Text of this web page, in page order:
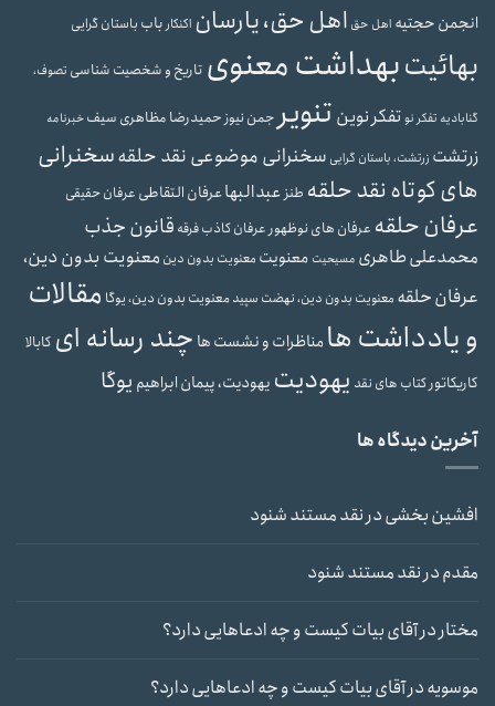
انجمن حجتیه اهل حق اهل حق، یارسان اکنکارباب باستان گرایی
بهائیتبهداشت معنوی تاریخ و شخصیت شناسی تصوف،
گنابادیه تفکر نوتفکر نوین تنویر جمن نیوز حمیدرضا مظاهری سیفخبرنامه
زرتشت زرتشت، باستان گرایی سخنرانی موضوعی نقد حلقهسخنرانی
های کوتاه نقد حلقه طنز عبدالبهاعرفان التقاطی عرفان حقیقی
عرفان حلقه عرفان های نوظهور عرفان کاذبفرقه قانون جذب
محمدعلی طاهری مسیحیت معنویت معنویت بدون دین معنویت بدون دین،
عرفان حلقه معنویت بدون دین، نهضت سپیدمعنویت بدون دین، یوگا مقالات
و یادداشت هامناظرات و نشست ها چند رسانه ای کابالا
کاریکاتور کتاب های نقد یهودیت یهودیت، پیمان ابراهیم یوگا
آخرین دیدگاه ها
افشین بخشیدرنقد مستند شنود
مقدمدرنقد مستند شنود
مختاردرآقای بیات کیست و چه ادعاهایی دارد؟
موسویهدرآقای بیات کیست و چه ادعاهایی دارد؟